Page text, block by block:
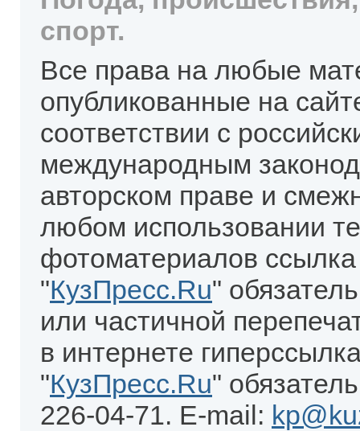
спорт.
Все права на любые
опубликованные на
соответствии с
международным
авторском праве и
любом использовании
фотоматериалов
"КузПресс.Ru"
или частичной
в интернете
"КузПресс.Ru"
226-04-71. E-mail: